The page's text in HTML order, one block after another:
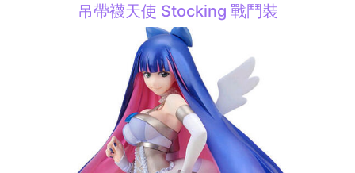
吊帶襪天使 Stocking 戰鬥裝